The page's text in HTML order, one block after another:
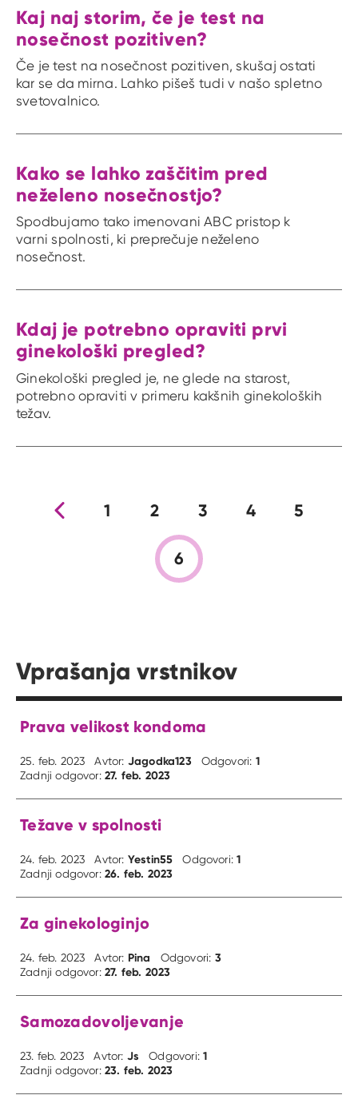
Kaj naj storim, če je test na
nosečnost pozitiven?
Če je test na nosečnost pozitiven, skušaj ostati
kar se da mirna. Lahko pišeš tudi v našo spletno
svetovalnico.
Kako se lahko zaščitim pred
neželeno nosečnostjo?
Spodbujamo tako imenovani ABC pristop k
varni spolnosti, ki preprečuje neželeno
nosečnost.
Kdaj je potrebno opraviti prvi
ginekološki pregled?
Ginekološki pregled je, ne glede na starost,
potrebno opraviti v primeru kakšnih ginekoloških
težav.
Prejšnja stran
1 2 3 4 5
6
Vprašanja vrstnikov
Prava velikost kondoma
25. feb. 2023 Avtor: Jagodka123 Odgovori: 1
Zadnji odgovor:27. feb. 2023
Težave v spolnosti
24. feb. 2023 Avtor: Yestin55 Odgovori:1
Zadnji odgovor:26. feb. 2023
Za ginekologinjo
24. feb. 2023 Avtor: Pina Odgovori: 3
Zadnji odgovor:27. feb. 2023
Samozadovoljevanje
23. feb. 2023 Avtor: Js Odgovori:1
Zadnji odgovor:23. feb. 2023